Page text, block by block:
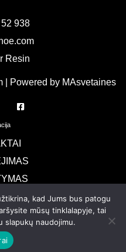
938
Resin
| Powered by MAsvetaines
politika
kad Jums bus patogu
mūsų tinklalapyje, tai
slapukų naudojimu.